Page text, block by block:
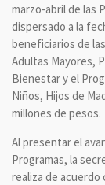
marzo-abril de las
dispersado a la
beneficiarios de
Adultas Mayores,
Bienestar y el
Niños, Hijos de
millones de pesos.
Al presentar el
Programas, la
realiza de acuerdo